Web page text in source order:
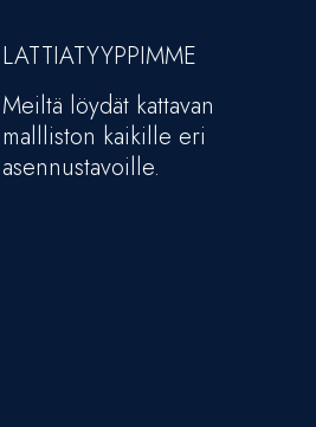
LATTIATYYPPIMME
Meiltä löydät kattavan
mallliston kaikille eri
asennustavoille.